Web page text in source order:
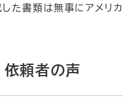
た書類は無事にアメリ
頼者の声